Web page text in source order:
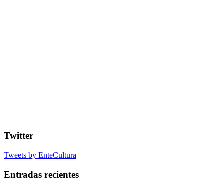
Twitter
Tweets by EnteCultura
Entradas recientes